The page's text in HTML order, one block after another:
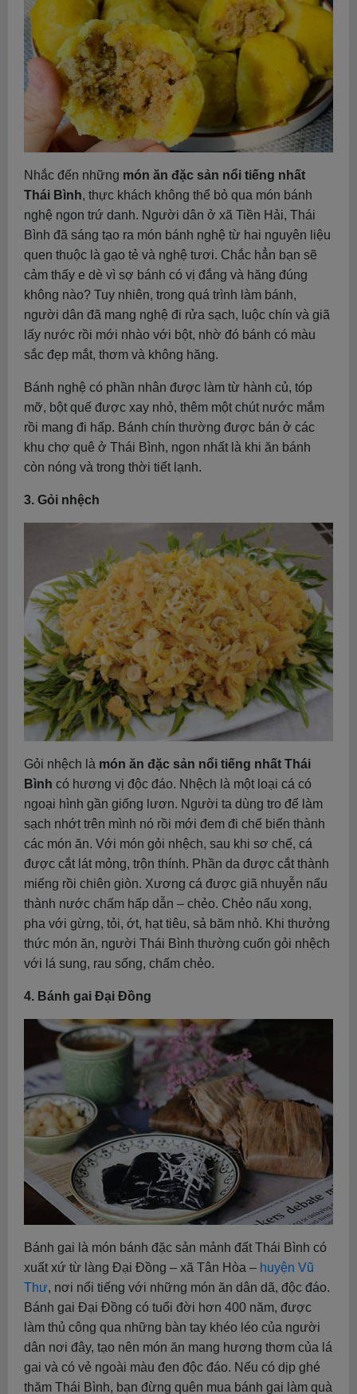
Nhắc đến những món ăn đặc sản nổi tiếng nhất
Thái Bình, thực khách không thể bỏ qua món bánh
nghệ ngon trứ danh. Người dân ở xã Tiền Hải, Thái
Bình đã sáng tạo ra món bánh nghệ từ hai nguyên liệu
quen thuộc là gạo tẻ và nghệ tươi. Chắc hẳn bạn sẽ
cảm thấy e dè vì sợ bánh có vị đắng và hăng đúng
không nào? Tuy nhiên, trong quá trình làm bánh,
người dân đã mang nghệ đi rửa sạch, luộc chín và giã
lấy nước rồi mới nhào với bột, nhờ đó bánh có màu
sắc đẹp mắt, thơm và không hăng.
Bánh nghệ có phần nhân được làm từ hành củ, tóp
mỡ, bột quế được xay nhỏ, thêm một chút nước mắm
rồi mang đi hấp. Bánh chín thường được bán ở các
khu chợ quê ở Thái Bình, ngon nhất là khi ăn bánh
còn nóng và trong thời tiết lạnh.
3. Gỏi nhệch
Gỏi nhệch là món ăn đặc sản nổi tiếng nhất Thái
Bình có hương vị độc đáo. Nhệch là một loại cá có
ngoại hình gần giống lươn. Người ta dùng tro để làm
sạch nhớt trên mình nó rồi mới đem đi chế biến thành
các món ăn. Với món gỏi nhệch, sau khi sơ chế, cá
được cắt lát mỏng, trộn thính. Phần da được cắt thành
miếng rồi chiên giòn. Xương cá được giã nhuyễn nấu
thành nước chấm hấp dẫn – chẻo. Chẻo nấu xong,
pha với gừng, tỏi, ớt, hạt tiêu, sả băm nhỏ. Khi thưởng
thức món ăn, người Thái Bình thường cuốn gỏi nhệch
với lá sung, rau sống, chấm chẻo.
4. Bánh gai Đại Đồng
Bánh gai là món bánh đặc sản mảnh đất Thái Bình có
xuất xứ từ làng Đại Đồng – xã Tân Hòa – huyện Vũ
Thư, nơi nổi tiếng với những món ăn dân dã, độc đáo.
Bánh gai Đại Đồng có tuổi đời hơn 400 năm, được
làm thủ công qua những bàn tay khéo léo của người
dân nơi đây, tạo nên món ăn mang hương thơm của lá
gai và có vẻ ngoài màu đen độc đáo. Nếu có dịp ghé
thăm Thái Bình, bạn đừng quên mua bánh gai làm quà